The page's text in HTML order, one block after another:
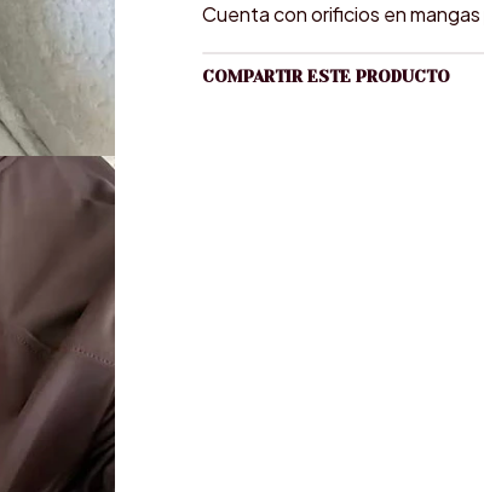
Cuenta con orificios en
COMPARTIR ESTE PRODUCTO